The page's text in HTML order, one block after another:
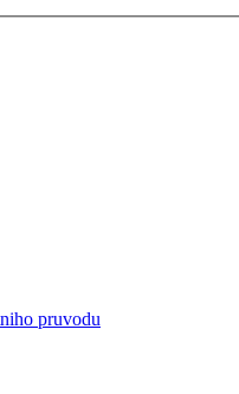
pruvodu